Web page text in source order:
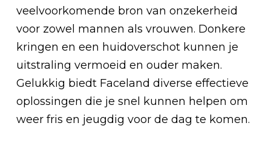
veelvoorkomende bron van onzekerheid
voor zowel mannen als vrouwen. Donkere
kringen en een huidoverschot kunnen je
uitstraling vermoeid en ouder maken.
Gelukkig biedt Faceland diverse effectieve
oplossingen die je snel kunnen helpen om
weer fris en jeugdig voor de dag te komen.